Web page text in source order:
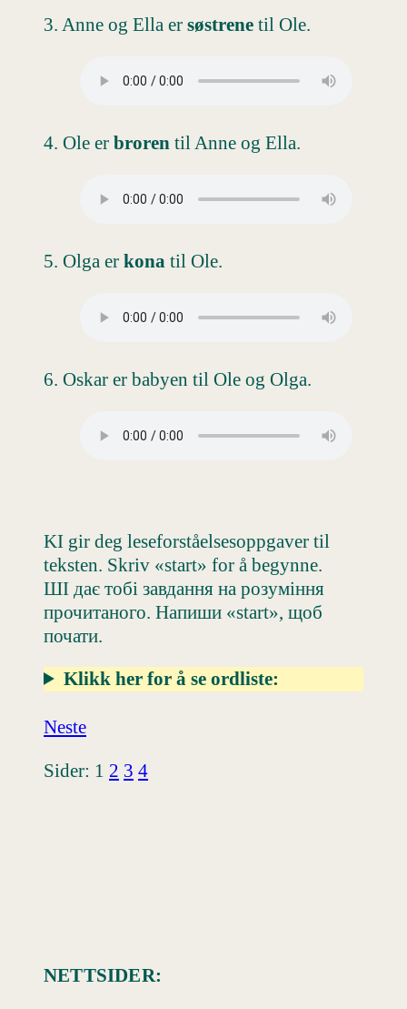
3. Anne og Ella er søstrene til Ole.
4. Ole er broren til Anne og Ella.
5. Olga er kona til Ole.
6. Oskar er babyen til Ole og Olga.
KI gir deg leseforståelsesoppgaver til
teksten. Skriv «start» for å begynne.
ШІ дає тобі завдання на розуміння
прочитаного. Напиши «start», щоб
почати.
Klikk her for å se ordliste:
Neste
Sider: 1 2 3 4
NETTSIDER: